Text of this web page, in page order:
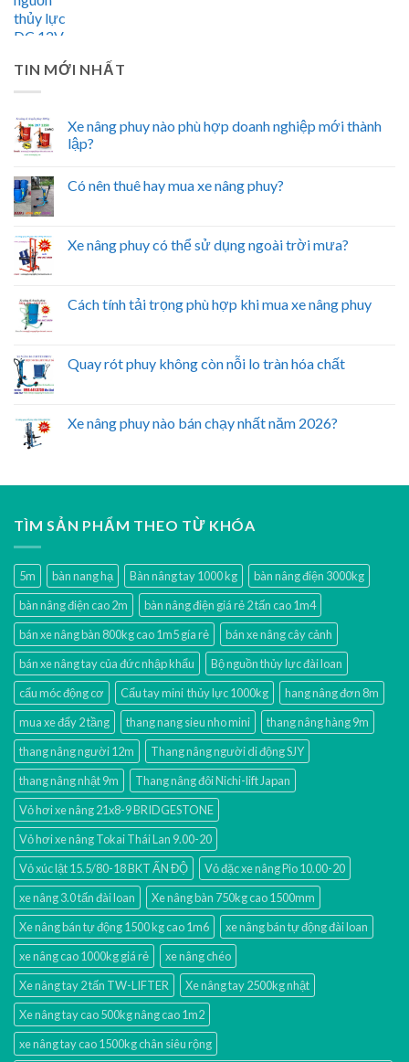
TIN MỚI NHẤT
Xe nâng phuy nào phù hợp doanh nghiệp mới thành
lập?
Có nên thuê hay mua xe nâng phuy?
Xe nâng phuy có thể sử dụng ngoài trời mưa?
Cách tính tải trọng phù hợp khi mua xe nâng phuy
Quay rót phuy không còn nỗi lo tràn hóa chất
Xe nâng phuy nào bán chạy nhất năm 2026?
TÌM SẢN PHẨM THEO TỪ KHÓA
5m bàn nang hạ Bàn nâng tay 1000 kg
bàn nâng điện 3000kg
bàn nâng điện cao 2m
bàn nâng điện giá rẻ 2 tấn cao 1m4
bán xe nâng bàn 800kg cao 1m5 gía rẻ
bán xe nâng cây cảnh
bán xe nâng tay của đức nhập khẩu
Bộ nguồn thủy lực đài loan
cẩu móc động cơ
Cẩu tay mini thủy lực 1000kg
hang nâng đơn 8m
mua xe đẩy 2 tầng
thang nang sieu nho mini
thang nâng hàng 9m
thang nâng người 12m
Thang nâng người di động SJY
thang nâng nhật 9m
Thang nâng đôi Nichi-lift Japan
Vỏ hơi xe nâng 21x8-9 BRIDGESTONE
Vỏ hơi xe nâng Tokai Thái Lan 9.00-20
Vỏ xúc lật 15.5/80-18 BKT ẤN ĐỘ
Vỏ đặc xe nâng Pio 10.00-20
xe nâng 3.0 tấn đài loan
Xe nâng bàn 750kg cao 1500mm
Xe nâng bán tự động 1500 kg cao 1m6
xe nâng bán tự động đài loan
xe nâng cao 1000kg giá rẻ
xe nâng chéo
Xe nâng tay 2 tấn TW-LIFTER
Xe nâng tay 2500kg nhật
Xe nâng tay cao 500kg nâng cao 1m2
xe nâng tay cao 1500kg chân siêu rộng